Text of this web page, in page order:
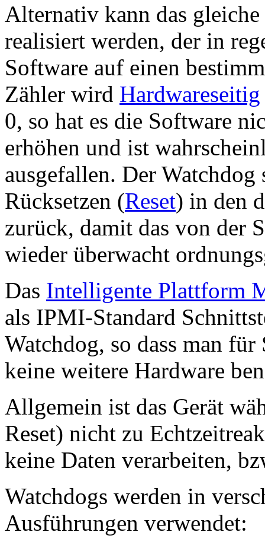
Alternativ kann das
realisiert werden, der in
Software auf einen
Zähler wird Hardwareseitig
0, so hat es die Software
erhöhen und ist
ausgefallen. Der
Rücksetzen (Reset) in den
zurück, damit das von der
wieder überwacht
Das Intelligente Plattform
als IPMI-Standard
Watchdog, so dass man
keine weitere Hardware
Allgemein ist das Gerät
Reset) nicht zu
keine Daten verarbeiten,
Watchdogs werden in
Ausführungen verwendet: